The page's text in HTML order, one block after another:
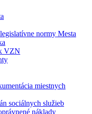
normy Mesta
VZN
miestnych
sociálnych služieb
náklady